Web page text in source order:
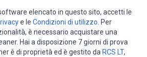
elencato in questo sito, accetti le
e le Condizioni di utilizzo . Per
è necessario acquistare una
Hai a disposizione 7 giorni di prova
è di proprietà ed è gestito da RCS LT,